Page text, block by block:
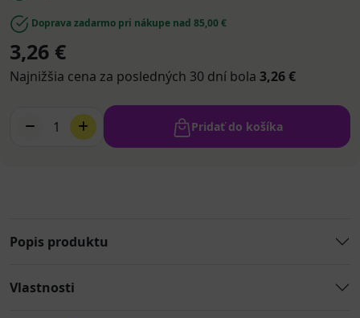
Doprava zadarmo pri nákupe nad 85,00 €
3,26 €
Najnižšia cena za posledných 30 dní bola 3,26 €
1 Pridať do košíka
Popis produktu
Vlastnosti